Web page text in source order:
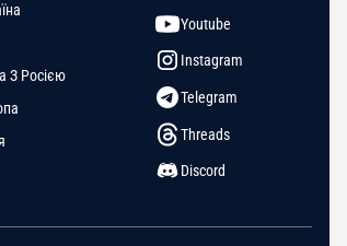
З Росією
Youtube
Instagram
Telegram
Threads
Discord